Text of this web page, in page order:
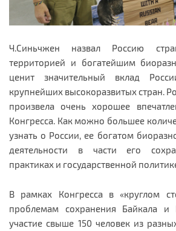
Ч.Синьчжен назвал Россию
территорией и богатейшим
ценит значительный вклад
крупнейших высокоразвитых стран.
произвела очень хорошее
Конгресса. Как можно большее
узнать о России, ее богатом
деятельности в части его
практиках и государственной
В рамках Конгресса в «круглом
проблемам сохранения Байкала и
участие свыше 150 человек из